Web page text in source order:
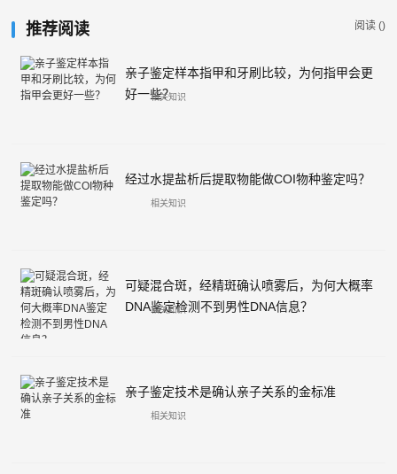
阅读 ()
推荐阅读
亲子鉴定样本指甲和牙刷比较，为何指甲会更
好一些？
相关知识
经过水提盐析后提取物能做COI物种鉴定吗？
相关知识
可疑混合斑，经精斑确认喷雾后，为何大概率
DNA鉴定检测不到男性DNA信息？
相关知识
亲子鉴定技术是确认亲子关系的金标准
相关知识